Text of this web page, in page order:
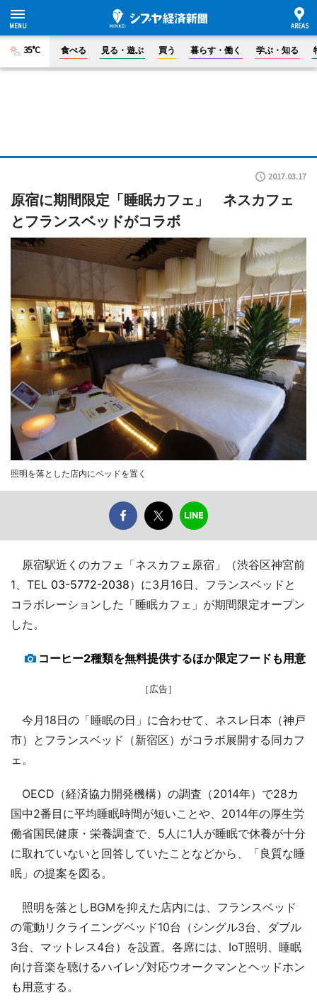
35°C 食べる 見る・遊ぶ 買う 暮らす・働く 学ぶ・知る
2017.03.17
原宿に期間限定「睡眠カフェ」 ネスカフェ
とフランスベッドがコラボ
照明を落とした店内にベッドを置く
原宿駅近くのカフェ「ネスカフェ原宿」（渋谷区神宮前
1、TEL 03-5772-2038）に3月16日、フランスベッドと
コラボレーションした「睡眠カフェ」が期間限定オープン
した。
コーヒー2種類を無料提供するほか限定フードも用意
［広告］
今月18日の「睡眠の日」に合わせて、ネスレ日本（神戸
市）とフランスベッド（新宿区）がコラボ展開する同カフ
ェ。
OECD（経済協力開発機構）の調査（2014年）で28カ
国中2番目に平均睡眠時間が短いことや、2014年の厚生労
働省国民健康・栄養調査で、5人に1人が睡眠で休養が十分
に取れていないと回答していたことなどから、「良質な睡
眠」の提案を図る。
照明を落としBGMを抑えた店内には、フランスベッド
の電動リクライニングベッド10台（シングル3台、ダブル
3台、マットレス4台）を設置。各席には、IoT照明、睡眠
向け音楽を聴けるハイレゾ対応ウオークマンとヘッドホン
も用意する。